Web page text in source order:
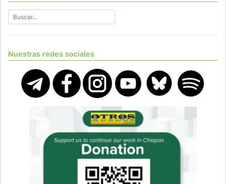
Nuestras redes sociales